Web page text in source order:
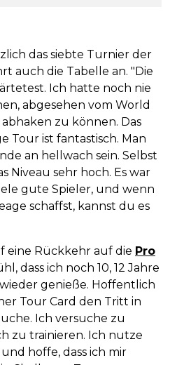
das siebte Turnier der
auch die Tabelle an. "Die
Ich hatte noch nie
abgesehen vom World
abhaken zu können. Das
Tour ist fantastisch. Man
an hellwach sein. Selbst
Niveau sehr hoch. Es war
gute Spieler, und wenn
schaffst, kannst du es
eine Rückkehr auf die Pro
dass ich noch 10, 12 Jahre
genieße. Hoffentlich
Tour Card den Tritt in
Ich versuche zu
zu trainieren. Ich nutze
hoffe, dass ich mir